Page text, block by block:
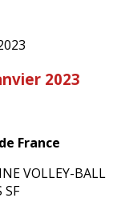
2023
France
VOLLEY-BALL